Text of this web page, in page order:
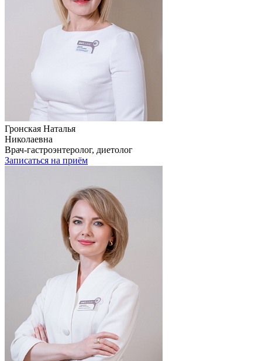
Гронская Наталья
Николаевна
Врач-гастроэнтеролог, диетолог
Записаться на приём